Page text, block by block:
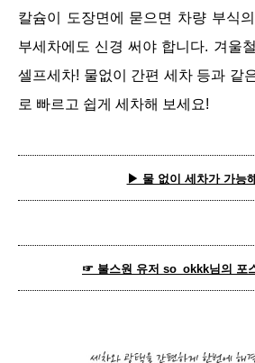
칼슘이 도장면에 묻으면 차량 부식
부세차에도 신경 써야 합니다. 겨울
셀프세차! 물없이 간편 세차 등과 같
로 빠르고 쉽게 세차해 보세요!
▶ 물 없이 세차가 가능
☞ 불스원 유저 so_okkk님의 포